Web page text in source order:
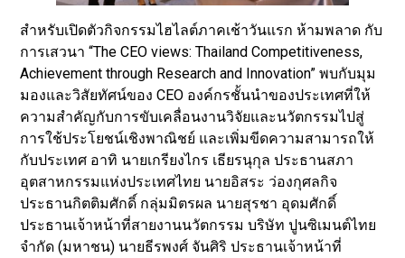
สำหรับเปิดตัวกิจกรรมไฮไลต์ภาคเช้าวันแรก ห้ามพลาด กับ
การเสวนา “The CEO views: Thailand Competitiveness,
Achievement through Research and Innovation” พบกับมุม
มองและวิสัยทัศน์ของ CEO องค์กรชั้นนำของประเทศที่ให้
ความสำคัญกับการขับเคลื่อนงานวิจัยและนวัตกรรมไปสู่
การใช้ประโยชน์เชิงพาณิชย์ และเพิ่มขีดความสามารถให้
กับประเทศ อาทิ นายเกรียงไกร เธียรนุกุล ประธานสภา
อุตสาหกรรมแห่งประเทศไทย นายอิสระ ว่องกุศลกิจ
ประธานกิตติมศักดิ์ กลุ่มมิตรผล นายสุรชา อุดมศักดิ์
ประธานเจ้าหน้าที่สายงานนวัตกรรม บริษัท ปูนซิเมนต์ไทย
จำกัด (มหาชน) นายธีรพงศ์ จันศิริ ประธานเจ้าหน้าที่